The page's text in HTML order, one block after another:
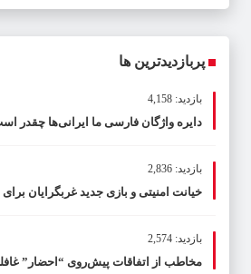
پربازدیدترین ها
بازدید: 4,158
دایره واژگان فارسی ما ایرانی‌ها چقدر
بازدید: 2,836
خیانت امنیتی و بازی جدید غربگرایان برای
بازدید: 2,574
مخاطب از اتفاقات پیش‌روی “احضار”